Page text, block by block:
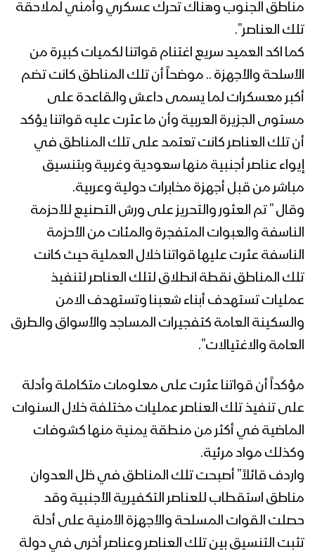
التكفيرية – وحدة الإنتاج الفني 1442هـ
موجز – مشاهد عملية تطهير قيفة من
التنظيمات التكفيرية
البيضاء – المشاهد الكاملة لعملية تطهير
قيفة من التنظيمات التكفيرية
بيان القوات المسلحة اليمنية حول عملية
عسكرية نوعية في البيضاء
مواقع المنافقين المطلة على مديرية
العبدية
البيضاء – مشاهد عملية تطهير مواقع
المنافقين المطلة على مديرية العبدية
البيضاء – انفجار عبوة ناسفه بمجموعة من
المنافقين في احد مواقعهم
ميادين الجهاد – الحلقة الثانية – البيضاء –
مواكبة العملية العسكرية لتطهير قانية
مناطق الجنوب وهناك تحرك عسكري وأمني لملاحقة
تلك العناصر”.
كما اكد العميد سريع اغتنام قواتنا لكميات كبيرة من
الأسلحة والأجهزة .. موضحاً أن تلك المناطق كانت تضم
أكبر معسكرات لما يسمى داعش والقاعدة على
مستوى الجزيرة العربية وأن ما عثرت عليه قواتنا يؤكد
أن تلك العناصر كانت تعتمد على تلك المناطق في
إيواء عناصر أجنبية منها سعودية وغربية وبتنسيق
مباشر من قبل أجهزة مخابرات دولية وعربية.
وقال ” تم العثور والتحريز على ورش التصنيع للأحزمة
الناسفة والعبوات المتفجرة والمئات من الأحزمة
الناسفة عثرت عليها قواتنا خلال العملية حيث كانت
تلك المناطق نقطة انطلاق لتلك العناصر لتنفيذ
عمليات تستهدف أبناء شعبنا وتستهدف الامن
والسكينة العامة كتفجيرات المساجد والأسواق والطرق
العامة والاغتيالات”.
مؤكداً أن قواتنا عثرت على معلومات متكاملة وأدلة
على تنفيذ تلك العناصر عمليات مختلفة خلال السنوات
الماضية في أكثر من منطقة يمنية منها كشوفات
وكذلك مواد مرئية.
واردف قائلاً” أصبحت تلك المناطق في ظل العدوان
مناطق استقطاب للعناصر التكفيرية الأجنبية وقد
حصلت القوات المسلحة والأجهزة الأمنية على أدلة
تثبت التنسيق بين تلك العناصر وعناصر أخرى في دولة